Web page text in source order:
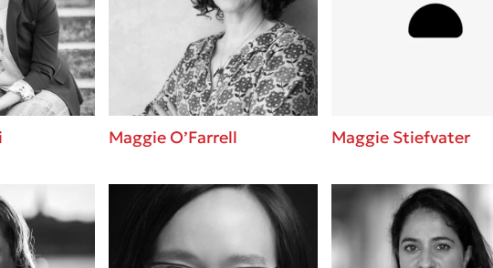
Baccalario
3 βιβλία που μπορείς να διαβάσεις σε
μια μέρα!
Εύκολη συνταγή για chicken BBQ pizza
από τον Άκη Πετρετζίκη!
Διακοπές με τα παιδιά: Η ανάγκη μας για
παύση σε μετωπική σύγκρουση με τη
Πάνω, κάτω, μπροστά, πίσω; Κάνε το
τεστ και ανακάλυψε την τάση σου!
Maggie O’Farrell Maggie Stiefvater